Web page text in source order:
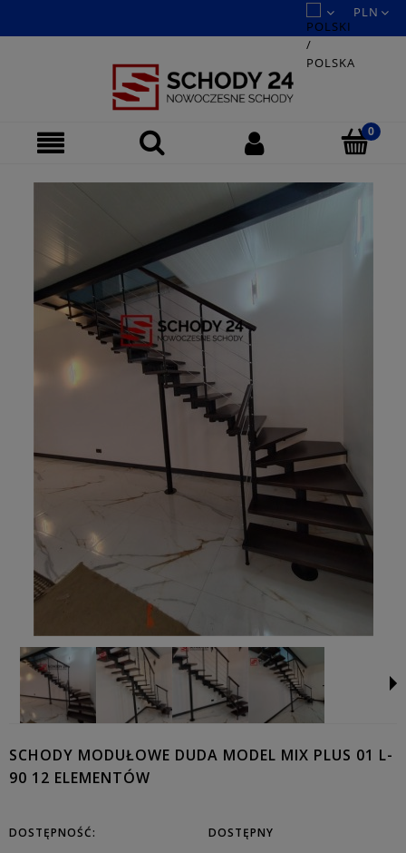
SCHODY MODUŁOWE DUDA MODEL MIX PLUS 01 L-
90 12 ELEMENTÓW
DOSTĘPNOŚĆ:
DOSTĘPNY